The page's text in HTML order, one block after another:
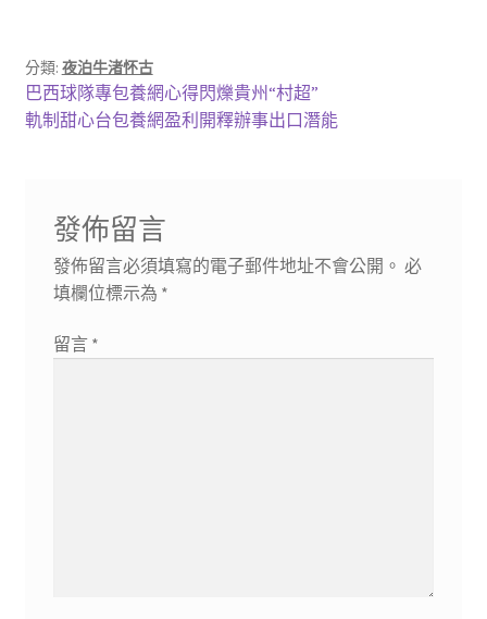
分類: 夜泊牛渚怀古
文
章
覽
上
一
巴西球隊專包養網心得閃爍貴州“村超”
下
軌制甜心台包養網盈利開釋辦事出口潛能
發佈留言
發佈留言必須填寫的電子郵件地址不會公開。 必
填欄位標示為 *
留言 *